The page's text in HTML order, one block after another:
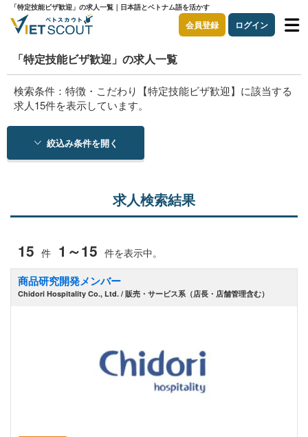
「特定技能ビザ歓迎」の求人一覧｜日本語とベトナム語を活かす
会員登録 ログイン
「特定技能ビザ歓迎」の求人一覧
検索条件：特徴・こだわり【特定技能ビザ歓迎】に該当する
求人15件を表示しています。
絞込み条件を開く
求人検索結果
15 件 1～15 件を表示中。
商品研究開発メンバー
Chidori Hospitality Co., Ltd. / 販売・サービス系（店長・店舗管理含む）